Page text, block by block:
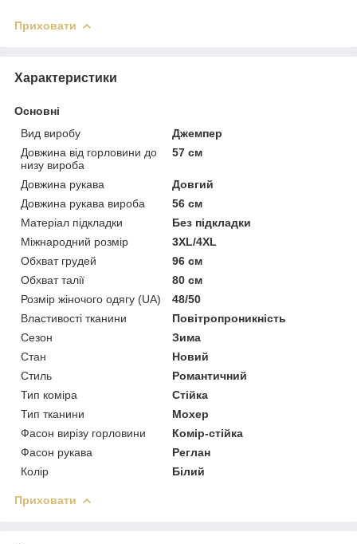
Приховати
Характеристики
Основні
Вид виробу
Джемпер
Довжина від горловини до
низу вироба
57 см
Довжина рукава
Довгий
Довжина рукава вироба
56 см
Матеріал підкладки
Без підкладки
Міжнародний розмір
3XL/4XL
Обхват грудей
96 см
Обхват талії
80 см
Розмір жіночого одягу (UA)
48/50
Властивості тканини
Повітропроникність
Сезон
Зима
Стан
Новий
Стиль
Романтичний
Тип коміра
Стійка
Тип тканини
Мохер
Фасон вирізу горловини
Комір-стійка
Фасон рукава
Реглан
Колір
Білий
Приховати